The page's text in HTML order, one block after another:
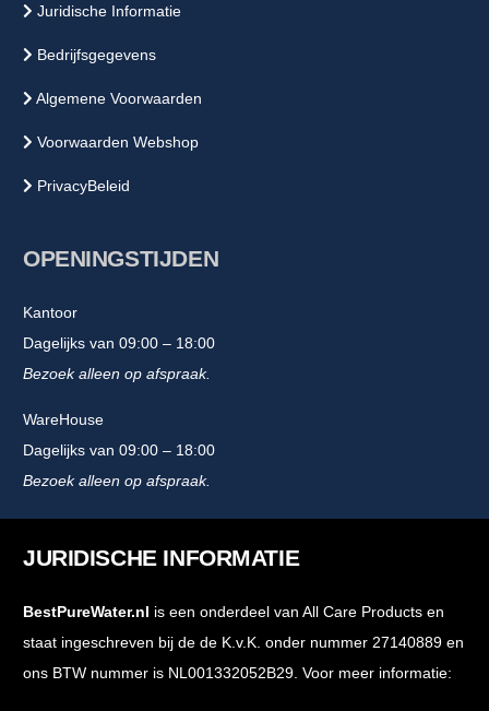
Juridische Informatie
Bedrijfsgegevens
Algemene Voorwaarden
Voorwaarden Webshop
PrivacyBeleid
OPENINGSTIJDEN
Kantoor
Dagelijks van 09:00 – 18:00
Bezoek alleen op afspraak.
WareHouse
Dagelijks van 09:00 – 18:00
Bezoek alleen op afspraak.
JURIDISCHE INFORMATIE
BestPureWater.nl is een onderdeel van All Care Products en
staat ingeschreven bij de de K.v.K. onder nummer 27140889 en
ons BTW nummer is NL001332052B29. Voor meer informatie: